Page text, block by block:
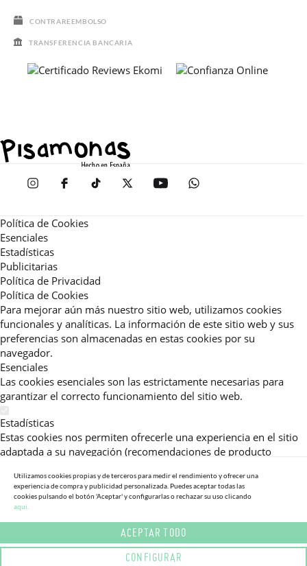
CONTRAREEMBOLSO
TRANSFERENCIA BANCARIA
Política de Cookies
Esenciales
Estadísticas
Publicitarias
Política de Privacidad
Política de Cookies
Para mejorar aún más nuestro sitio web, utilizamos cookies
funcionales y analíticas. La información de este sitio web y sus
preferencias son almacenadas en estas cookies por su
navegador.
Esenciales
Las cookies esenciales son las estrictamente necesarias para
garantizar el correcto funcionamiento del sitio web.
Estadísticas
Estas cookies nos permiten ofrecerle una experiencia en el sitio
adaptada a su navegación (recomendaciones de producto
consultadas, etc).Al activar esta cookie, nos ayuda a mejorar aún
más su experiencia.
Publicitarias
Estas cookies permiten a nuestros socios publicitarios enviarle
mensajes específicos y personalizados.
Utilizamos cookies propias y de terceros para medir el rendimiento y ofrecer una
experiencia de compra y publicidad personalizada. Puedes aceptar todas las
cookies pulsando el botón 'Aceptar' y configurarlas o rechazar su uso clicando
aqui.
ACEPTAR TODO
CONFIGURAR